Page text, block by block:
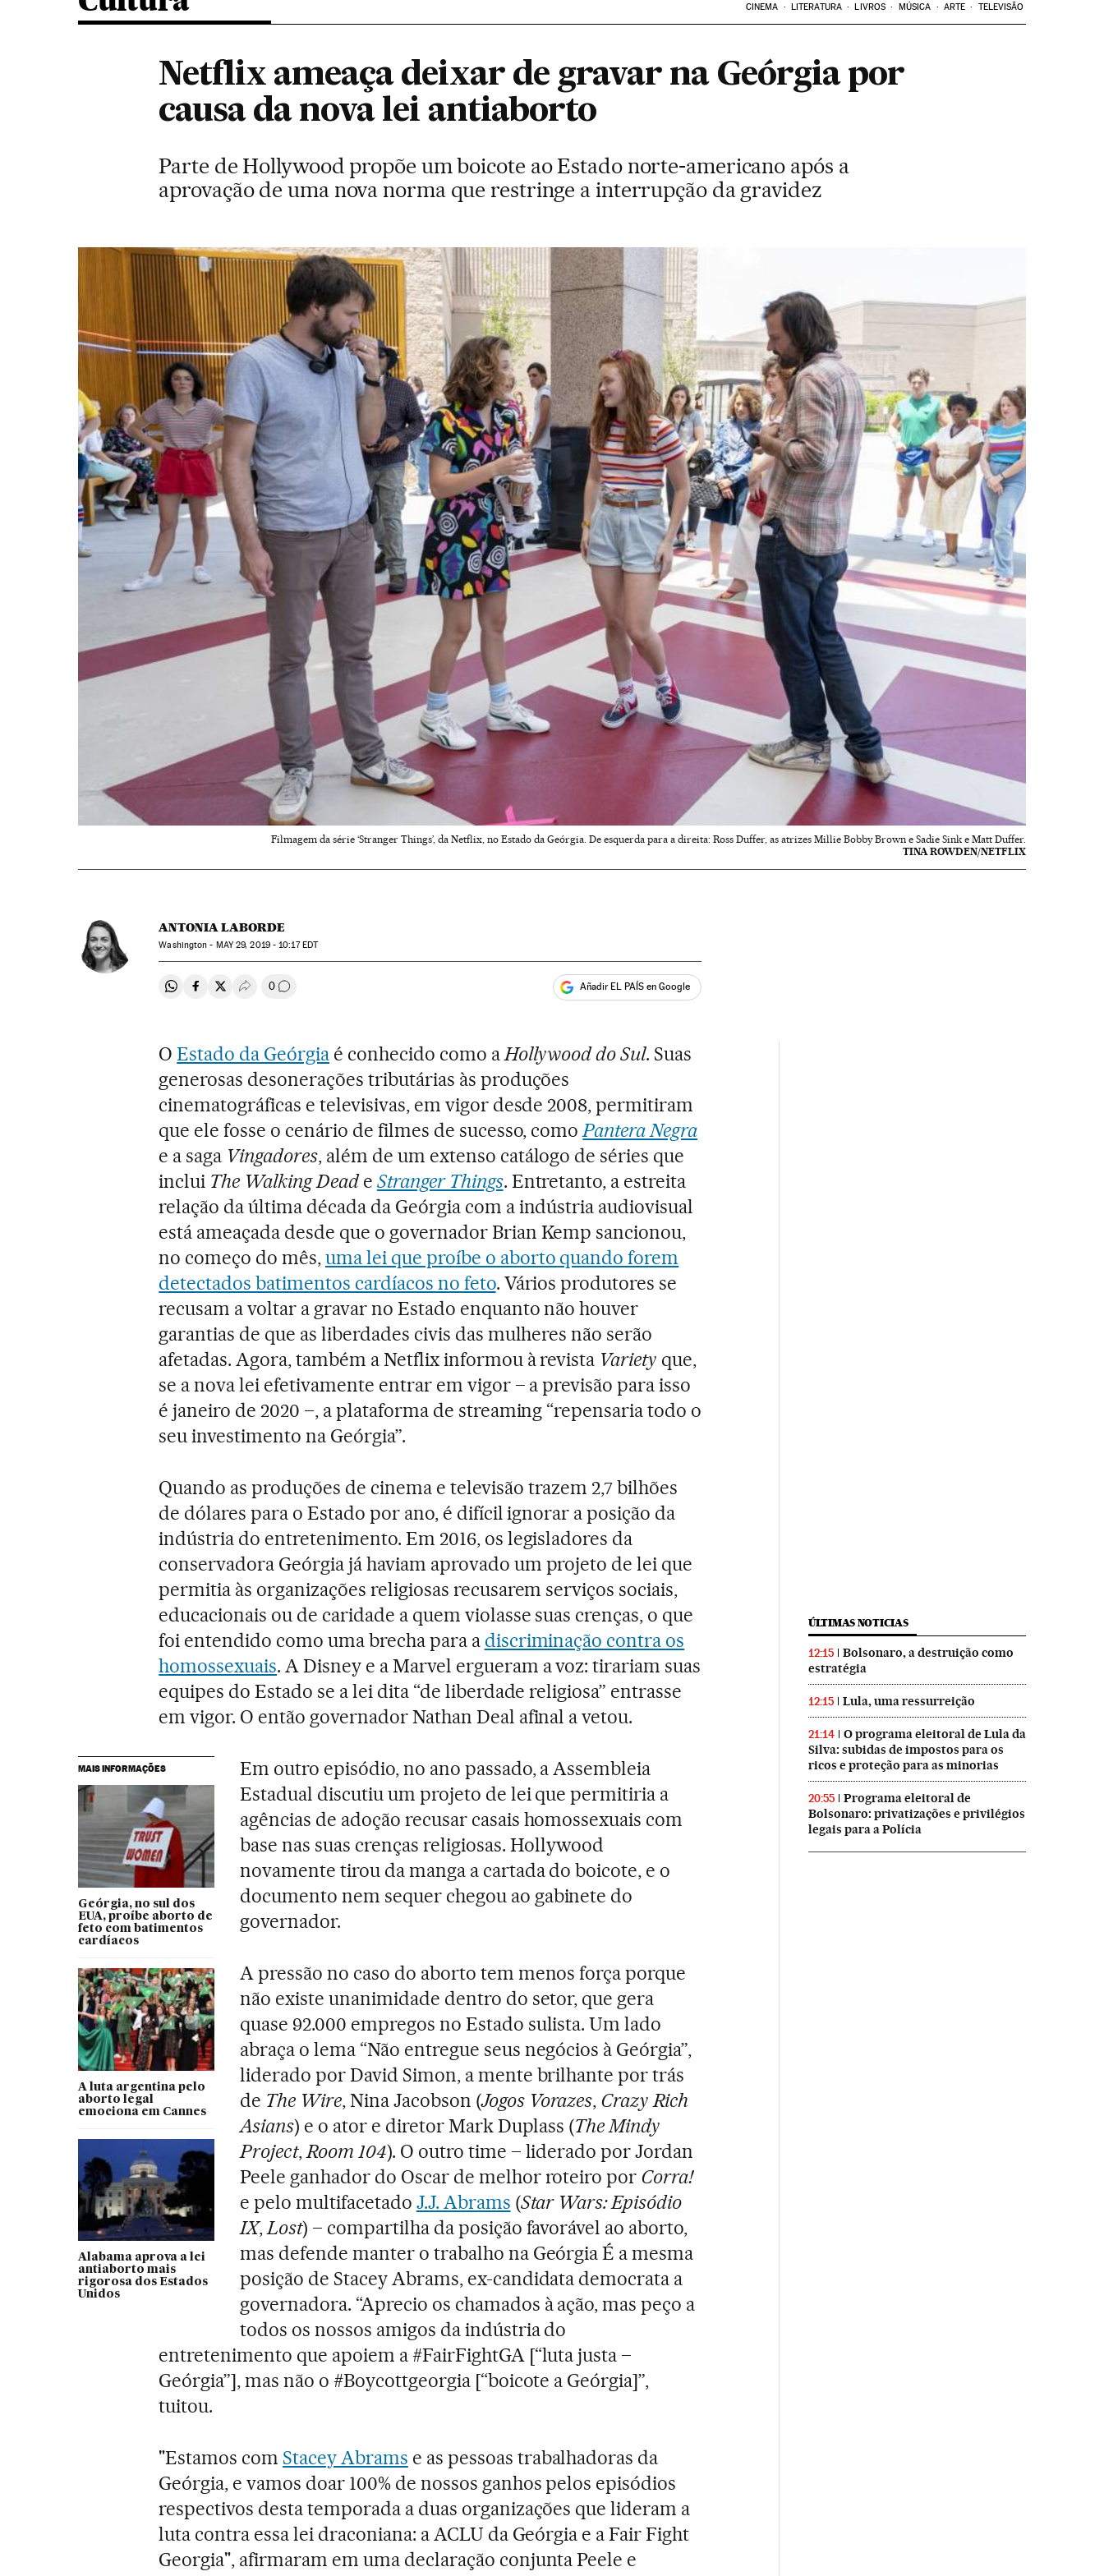
CINEMA LITERATURA LIVROS MÚSICA ARTE TELEVISÃO
Netflix ameaça deixar de gravar na Geórgia por
causa da nova lei antiaborto
Parte de Hollywood propõe um boicote ao Estado norte-americano após a
aprovação de uma nova norma que restringe a interrupção da gravidez
Filmagem da série ‘Stranger Things’, da Netflix, no Estado da Geórgia. De esquerda para a direita: Ross Duffer, as atrizes Millie Bobby Brown e Sadie Sink e Matt Duffer.
TINA ROWDEN/NETFLIX
ANTONIA LABORDE
Washington - MAY29, 2019 - 10:17EDT
Compartir en Whatsapp
Compartir en Facebook
Compartir en Twitter
Desplegar Redes Sociales
0 Comentários Añadir EL PAÍS en Google
OEstado da Geórgiaé conhecido como aHollywood do Sul. Suas
generosas desonerações tributárias às produções
cinematográficas e televisivas, em vigor desde 2008, permitiram
que ele fosse o cenário de filmes de sucesso, comoPantera Negra
e a saga Vingadores, além de um extenso catálogo de séries que
inclui The Walking Deade Stranger Things. Entretanto, a estreita
relação da última década da Geórgia com a indústria audiovisual
está ameaçada desde que o governador Brian Kemp sancionou,
no começo do mês, uma lei que proíbe o aborto quando forem
detectados batimentos cardíacos no feto. Vários produtores se
recusam a voltar a gravar no Estado enquanto não houver
garantias de que as liberdades civis das mulheres não serão
afetadas. Agora, também a Netflix informou à revista Variety que,
se a nova lei efetivamente entrar em vigor – a previsão para isso
é janeiro de 2020 –, a plataforma de streaming “repensaria todo o
seu investimento na Geórgia”.
Quando as produções de cinema e televisão trazem 2,7 bilhões
de dólares para o Estado por ano, é difícil ignorar a posição da
indústria do entretenimento. Em 2016, os legisladores da
conservadora Geórgia já haviam aprovado um projeto de lei que
permitia às organizações religiosas recusarem serviços sociais,
educacionais ou de caridade a quem violasse suas crenças, o que
foi entendido como uma brecha para a discriminação contra os
homossexuais. A Disney e a Marvel ergueram a voz: tirariam suas
equipes do Estado se a lei dita “de liberdade religiosa” entrasse
em vigor. O então governador Nathan Deal afinal a vetou.
MAIS INFORMAÇÕES
Geórgia, no sul dos
EUA, proíbe aborto de
feto com batimentos
cardíacos
A luta argentina pelo
aborto legal
emociona em Cannes
Alabama aprova a lei
antiaborto mais
rigorosa dos Estados
Unidos
Em outro episódio, no ano passado, a Assembleia
Estadual discutiu um projeto de lei que permitiria a
agências de adoção recusar casais homossexuais com
base nas suas crenças religiosas. Hollywood
novamente tirou da manga a cartada do boicote, e o
documento nem sequer chegou ao gabinete do
governador.
A pressão no caso do aborto tem menos força porque
não existe unanimidade dentro do setor, que gera
quase 92.000 empregos no Estado sulista. Um lado
abraça o lema “Não entregue seus negócios à Geórgia”,
liderado por David Simon, a mente brilhante por trás
de The Wire, Nina Jacobson (Jogos Vorazes, Crazy Rich
Asians) e o ator e diretor Mark Duplass (The Mindy
Project, Room 104). O outro time – liderado por Jordan
Peele ganhador do Oscar de melhor roteiro por Corra!
e pelo multifacetado J.J. Abrams (Star Wars: Episódio
IX, Lost) – compartilha da posição favorável ao aborto,
mas defende manter o trabalho na Geórgia É a mesma
posição de Stacey Abrams, ex-candidata democrata a
governadora. “Aprecio os chamados à ação, mas peço a
todos os nossos amigos da indústria do
entretenimento que apoiem a #FairFightGA [“luta justa –
Geórgia”], mas não o #Boycottgeorgia [“boicote a Geórgia]”,
tuitou.
"Estamos com Stacey Abrams e as pessoas trabalhadoras da
Geórgia, e vamos doar 100% de nossos ganhos pelos episódios
respectivos desta temporada a duas organizações que lideram a
luta contra essa lei draconiana: a ACLU da Geórgia e a Fair Fight
Georgia", afirmaram em uma declaração conjunta Peele e
ÚLTIMAS NOTICIAS
12:15
Bolsonaro, a destruição como
estratégia
12:15 Lula, uma ressurreição
21:14
O programa eleitoral de Lula da
Silva: subidas de impostos para os
ricos e proteção para as minorias
20:55
Programa eleitoral de
Bolsonaro: privatizações e privilégios
legais para a Polícia